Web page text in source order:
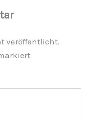
veröffentlicht.